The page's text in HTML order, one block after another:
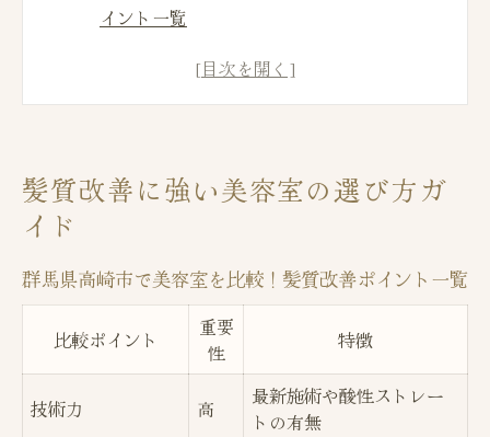
イント一覧
髪質改善ならどんな美容室が向いている？
髪質改善メニューが充実した美容室の見極
自然なストレートを目指す最新施術事情
高崎市の美容室で選べるストレート施術比
較表
酸性ストレートと従来技術の違いを解説
ストレート施術の進化がもたらす髪質改善
髪質改善に強い美容室の選び方ガ
イド
群馬県高崎市で美容室を比較！髪質改善ポイント一覧
比較ポイント
重要
性
特徴
技術力 高
最新施術や酸性ストレー
トの有無